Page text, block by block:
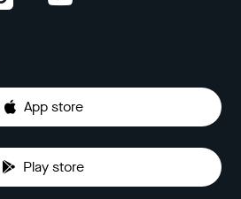
App store
Play store